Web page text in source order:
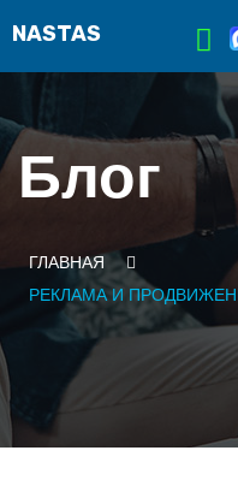
Блог
ГЛАВНАЯ
РЕКЛАМА И